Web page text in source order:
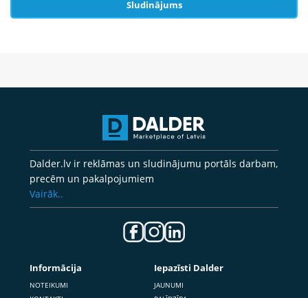
Sludinājums
Dalder.lv ir reklāmas un sludinājumu portāls darbam,
precēm un pakalpojumiem
Vairāk..
Informācija
NOTEIKUMI
Iepazīsti Dalder
JAUNUMI